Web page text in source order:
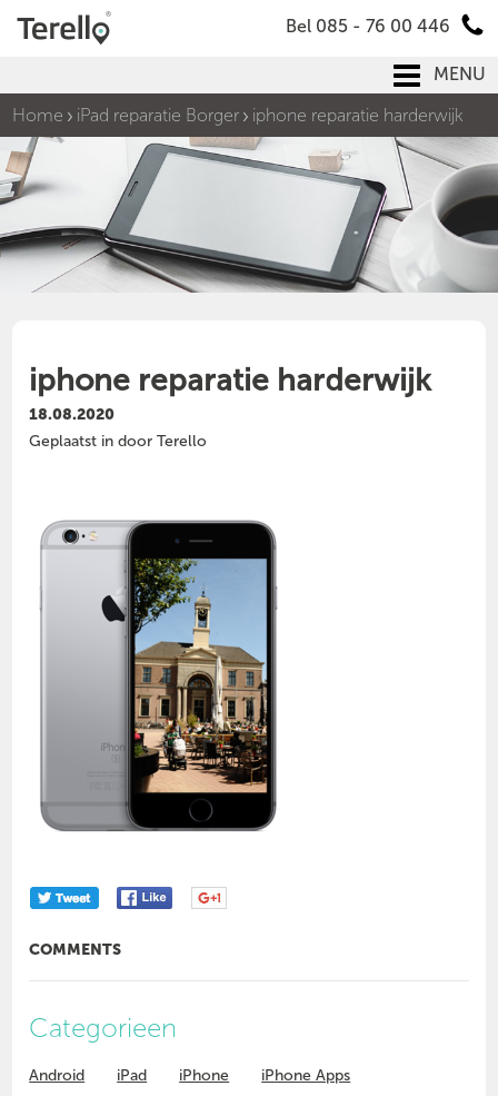
Bel 085 - 76 00 446
MENU
Home
iPad reparatie Borger iphone reparatie harderwijk
iphone reparatie harderwijk
18.08.2020
Geplaatst in door Terello
COMMENTS
Categorieen
Android iPad iPhone
iPhone Apps